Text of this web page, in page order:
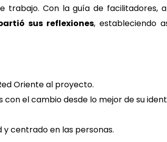
Con la guía de facilitadores,
sus reflexiones, estableciendo
Oriente al proyecto.
el cambio desde lo mejor de su
centrado en las personas.